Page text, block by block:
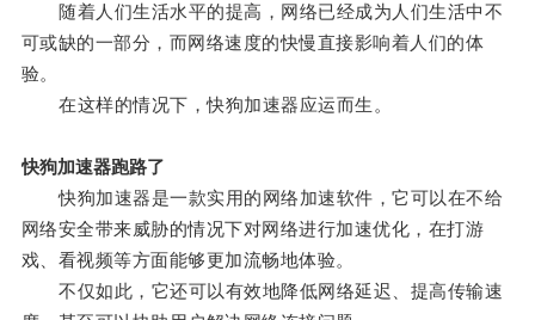
随着人们生活水平的提高，网络已经成为人们生活中不
可或缺的一部分，而网络速度的快慢直接影响着人们的体
验。
在这样的情况下，快狗加速器应运而生。
快狗加速器跑路了
快狗加速器是一款实用的网络加速软件，它可以在不给
网络安全带来威胁的情况下对网络进行加速优化，在打游
戏、看视频等方面能够更加流畅地体验。
不仅如此，它还可以有效地降低网络延迟、提高传输速